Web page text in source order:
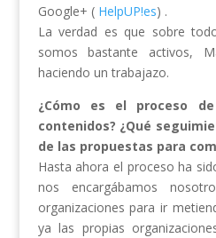
Google+ ( HelpUP!es) .
La verdad es que sobre
somos bastante activos,
haciendo un trabajazo.
¿Cómo es el proceso
contenidos? ¿Qué
de las propuestas para
Hasta ahora el proceso ha
nos encargábamos
organizaciones para ir
ya las propias